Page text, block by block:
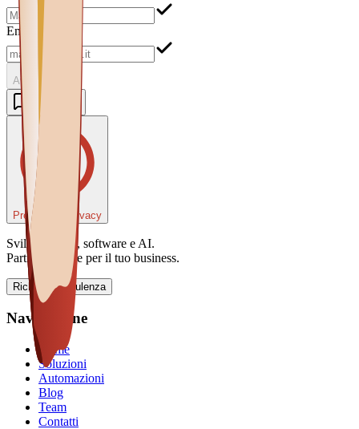
Email
Avanti
Contattaci
Preferenze Privacy
Sviluppo web, software e AI.
Partner digitale per il tuo business.
Richiedi consulenza
Navigazione
Home
Soluzioni
Automazioni
Blog
Team
Contatti